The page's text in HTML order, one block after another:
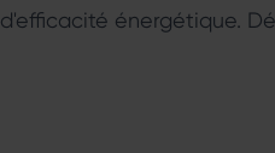
d'efficacité énergétique.